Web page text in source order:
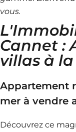
vous.
Cannet :
villas à
Appartement
mer à vendre
Découvrez ce